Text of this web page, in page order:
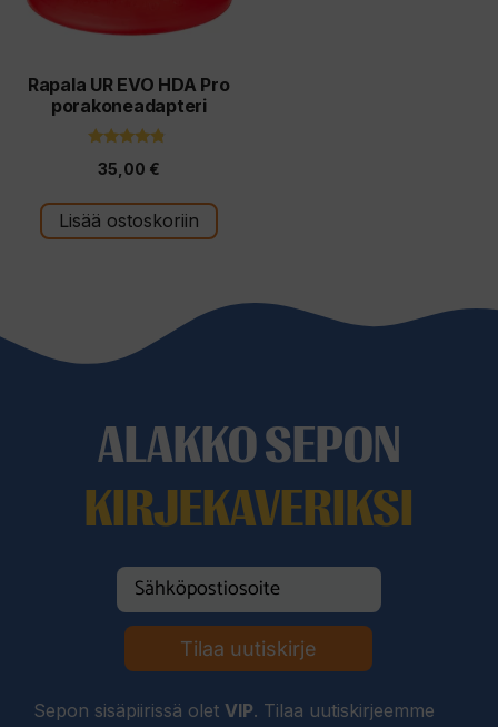
Rapala UR EVO HDA Pro
porakoneadapteri
5:stä
35,00 €
Lisää ostoskoriin
ALAKKO SEPON
KIRJEKAVERIKSI
Tilaa uutiskirje
Sepon sisäpiirissä olet VIP. Tilaa uutiskirjeemme